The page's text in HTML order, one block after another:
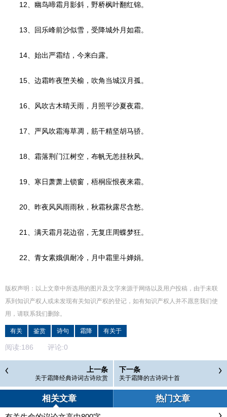
12、幽鸟啼霜月影斜，野桥枫叶翻红锦。
13、回乐峰前沙似雪，受降城外月如霜。
14、始出严霜结，今来白露。
15、边霜昨夜堕关榆，吹角当城汉月孤。
16、风吹古木晴天雨，月照平沙夏夜霜。
17、严风吹霜海草凋，筋干精坚胡马骄。
18、霜落荆门江树空，布帆无恙挂秋风。
19、寒日萧萧上锁窗，梧桐应恨夜来霜。
20、昨夜风风雨雨秋，秋霜秋露尽含愁。
21、满天霜月花边宿，无复庄周蝶梦狂。
22、青女素娥俱耐冷，月中霜里斗婵娟。
版权声明：以上文章中所选用的图片及文字来源于网络以及用户投稿，由于未联
系到知识产权人或未发现有关知识产权的登记，如有知识产权人并不愿意我们使
用，请联系我们删除。
有关 鉴赏 诗句 霜降 有关于
阅读:186 评论:0
上一条
关于霜降经典诗词古诗欣赏
下一条
关于霜降的古诗词十首
相关文章 热门文章